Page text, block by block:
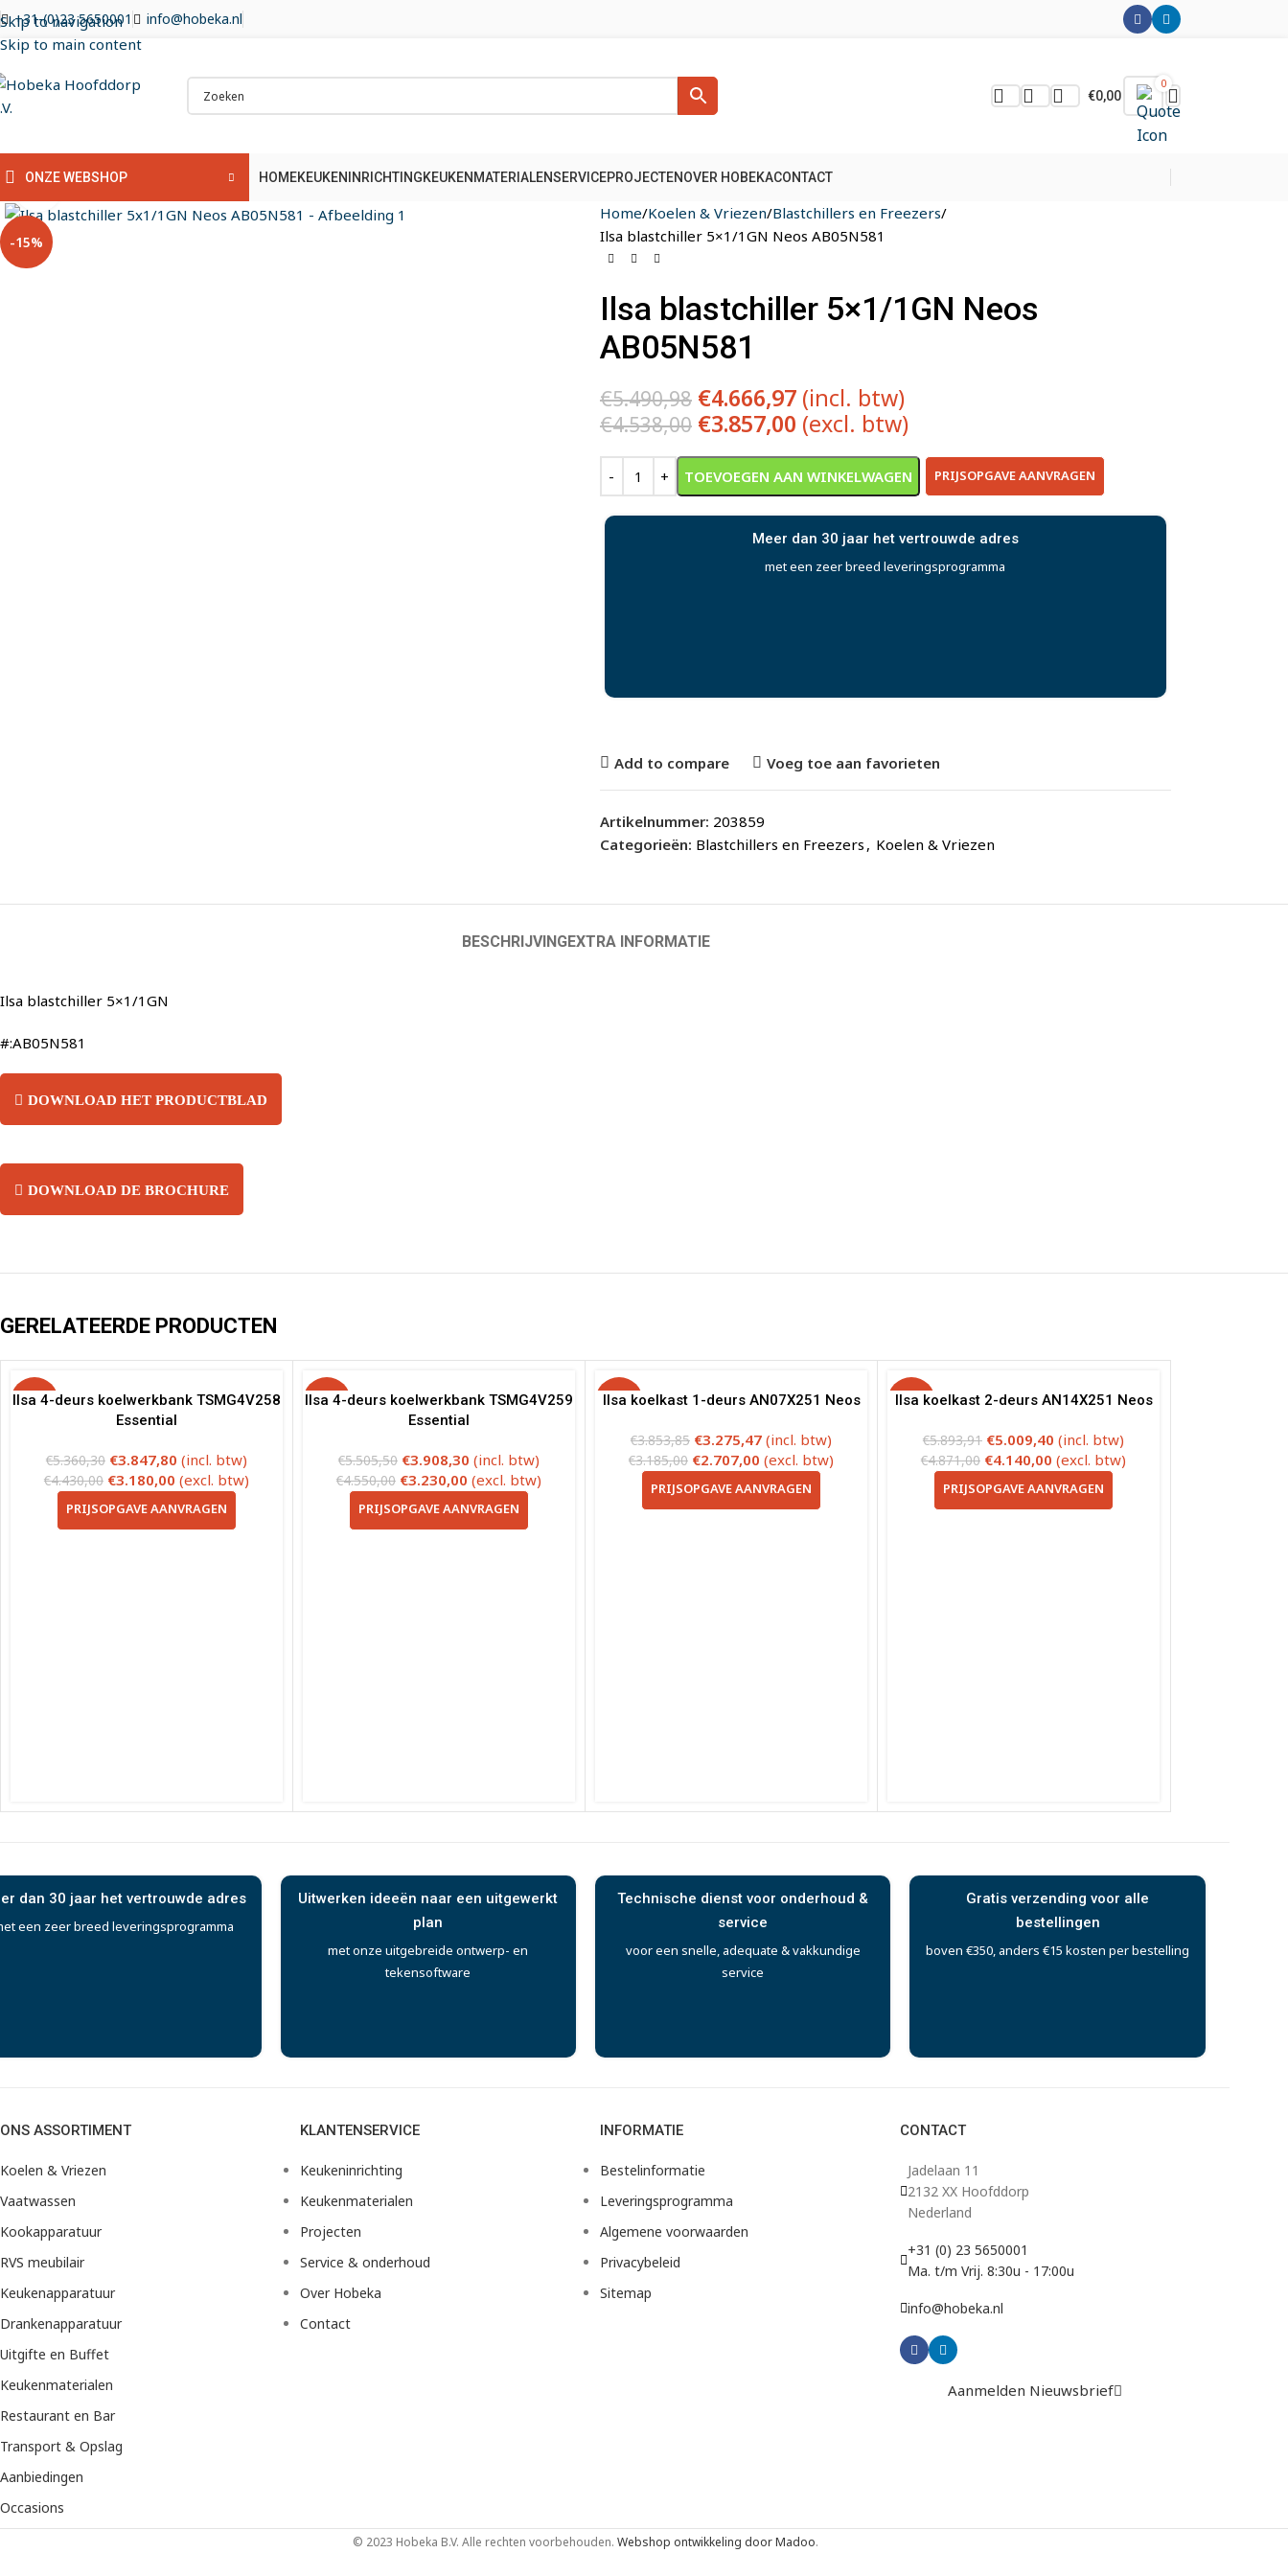
Skip to navigation
Skip to main content
+31-(0)23 5650001 info@hobeka.nl
€0,00
0
ONZE WEBSHOP HOMEKEUKENINRICHTINGKEUKENMATERIALENSERVICEPROJECTENOVER HOBEKACONTACT
-15%
Klik om te vergroten
Home Koelen & Vriezen Blastchillers en Freezers
Ilsa blastchiller 5×1/1GN Neos AB05N581
Ilsa blastchiller 5×1/1GN Neos
AB05N581
€5.490,98 €4.666,97 (incl. btw)
€4.538,00 €3.857,00 (excl. btw)
TOEVOEGEN AAN WINKELWAGEN PRIJSOPGAVE AANVRAGEN
Alternative:
Meer dan 30 jaar het vertrouwde adres
met een zeer breed leveringsprogramma
Add to compare Voeg toe aan favorieten
Artikelnummer: 203859
Categorieën: Blastchillers en Freezers , Koelen & Vriezen
BESCHRIJVINGEXTRA INFORMATIE
Ilsa blastchiller 5×1/1GN
#:AB05N581
DOWNLOAD HET PRODUCTBLAD
DOWNLOAD DE BROCHURE
GERELATEERDE PRODUCTEN
-28%
Ilsa 4-deurs koelwerkbank TSMG4V258
Essential
€5.360,30 €3.847,80 (incl. btw)
€4.430,00 €3.180,00 (excl. btw)
PRIJSOPGAVE AANVRAGEN
-29%
Ilsa 4-deurs koelwerkbank TSMG4V259
Essential
€5.505,50 €3.908,30 (incl. btw)
€4.550,00 €3.230,00 (excl. btw)
PRIJSOPGAVE AANVRAGEN
-15%
Ilsa koelkast 1-deurs AN07X251 Neos
€3.853,85 €3.275,47 (incl. btw)
€3.185,00 €2.707,00 (excl. btw)
PRIJSOPGAVE AANVRAGEN
-15%
Ilsa koelkast 2-deurs AN14X251 Neos
€5.893,91 €5.009,40 (incl. btw)
€4.871,00 €4.140,00 (excl. btw)
PRIJSOPGAVE AANVRAGEN
dan 30 jaar het vertrouwde adres
een zeer breed leveringsprogramma
Uitwerken ideeën naar een uitgewerkt
plan
met onze uitgebreide ontwerp- en
tekensoftware
Technische dienst voor onderhoud &
service
voor een snelle, adequate & vakkundige
service
Gratis verzending voor alle
bestellingen
boven €350, anders €15 kosten per bestelling
ONS ASSORTIMENT
Koelen & Vriezen
Vaatwassen
Kookapparatuur
RVS meubilair
Keukenapparatuur
Drankenapparatuur
Uitgifte en Buffet
Keukenmaterialen
Restaurant en Bar
Transport & Opslag
Aanbiedingen
Occasions
KLANTENSERVICE
Keukeninrichting
Keukenmaterialen
Projecten
Service & onderhoud
Over Hobeka
Contact
INFORMATIE
Bestelinformatie
Leveringsprogramma
Algemene voorwaarden
Privacybeleid
Sitemap
CONTACT
Jadelaan 11
2132 XX Hoofddorp
Nederland
+31 (0) 23 5650001
Ma. t/m Vrij. 8:30u - 17:00u
info@hobeka.nl
Aanmelden Nieuwsbrief
© 2023 Hobeka B.V. Alle rechten voorbehouden. Webshop ontwikkeling door Madoo.